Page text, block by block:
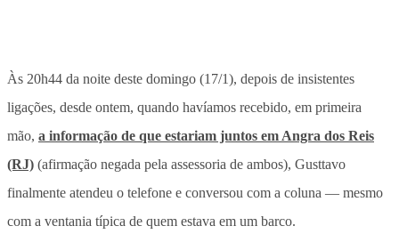
Às 20h44 da noite deste domingo (17/1), depois de insistentes
ligações, desde ontem, quando havíamos recebido, em primeira
mão, a informação de que estariam juntos em Angra dos Reis
(RJ) (afirmação negada pela assessoria de ambos), Gusttavo
finalmente atendeu o telefone e conversou com a coluna — mesmo
com a ventania típica de quem estava em um barco.